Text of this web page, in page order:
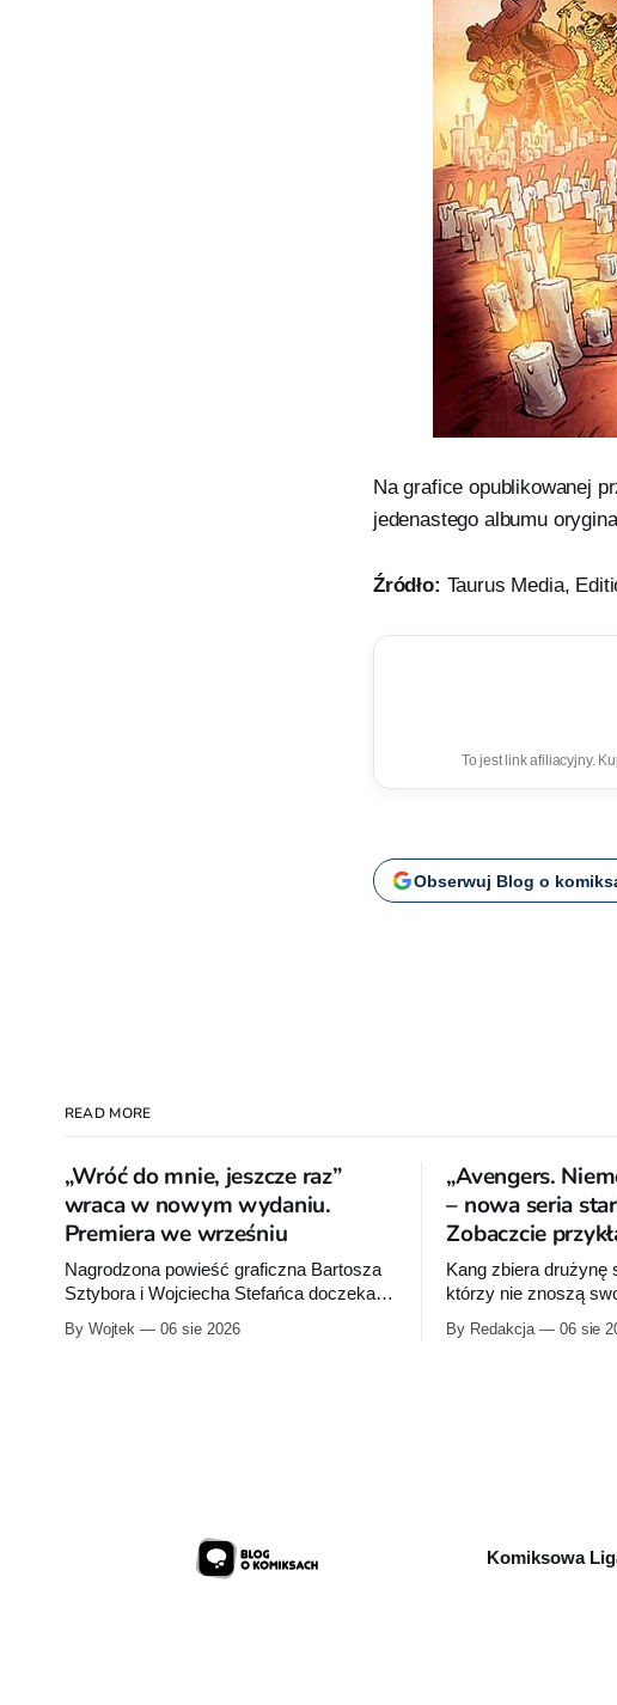
Na grafice opublikowanej
jedenastego albumu
Źródło: Taurus Media,
To jest link afiliacyjny.
Obserwuj Blog o
READ MORE
„Wróć do mnie, jeszcze raz”
wraca w nowym wydaniu.
Premiera we wrześniu
Nagrodzona powieść graficzna Bartosza
Sztybora i Wojciecha Stefańca doczeka
przygotowuje nową edycję albumu „Wróć
By Wojtek 06 sie 2026
„Avengers.
– nowa seria
Zobaczcie
Kang zbiera drużynę
którzy nie znoszą
Przymierze z królem
By Redakcja 06 sie
Komiksowa